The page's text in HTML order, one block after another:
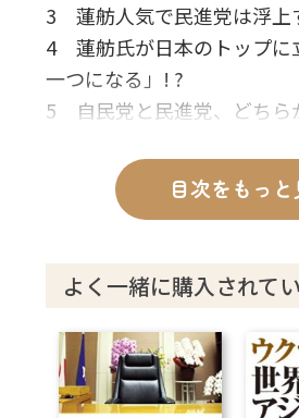
3 蓮舫人気で民進党は浮上
4 蓮舫氏が日本のトップに
一つになる」! ?
5 自民党と民進党、どちら
6 「憲法改正」「天皇の生
いて本音を訊く
8 蓮舫氏守護霊が語る「宗
9 中国寄りの思想を持つ蓮
とは
10 日本人は「隷従」と「
選ぶのか
目次をもっと
よく一緒に購入されて